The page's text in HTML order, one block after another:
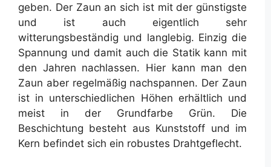
geben. Der Zaun an sich ist mit der günstigste
und ist auch eigentlich sehr
witterungsbeständig und langlebig. Einzig die
Spannung und damit auch die Statik kann mit
den Jahren nachlassen. Hier kann man den
Zaun aber regelmäßig nachspannen. Der Zaun
ist in unterschiedlichen Höhen erhältlich und
meist in der Grundfarbe Grün. Die
Beschichtung besteht aus Kunststoff und im
Kern befindet sich ein robustes Drahtgeflecht.